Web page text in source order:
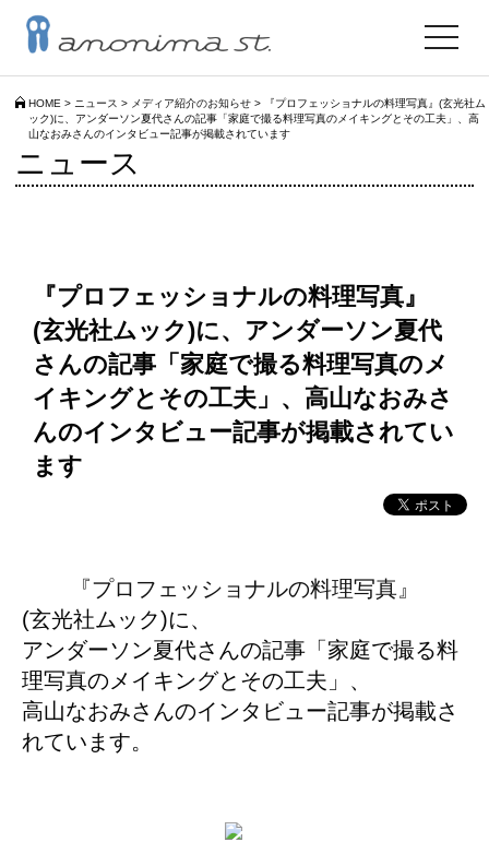
HOME > ニュース > メディア紹介のお知らせ >
『プロフェッショナルの料理写真』(玄光社ム
ック)に、アンダーソン夏代さんの記事「家庭で撮る料理写真のメイキングとその工夫」、高
山なおみさんのインタビュー記事が掲載されています
toggle
ニュース
『プロフェッショナルの料理写真』
(玄光社ムック)に、アンダーソン夏代
さんの記事「家庭で撮る料理写真のメ
イキングとその工夫」、高山なおみさ
んのインタビュー記事が掲載されてい
ます
『プロフェッショナルの料理写真』
(玄光社ムック)に、
アンダーソン夏代さんの記事「家庭で撮る料
理写真のメイキングとその工夫」、
高山なおみさんのインタビュー記事が掲載さ
れています。